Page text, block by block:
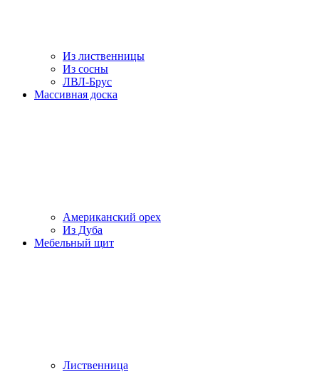
Из лиственницы
Из сосны
ЛВЛ-Брус
Массивная доска
Американский орех
Из Дуба
Мебельный щит
Лиственница